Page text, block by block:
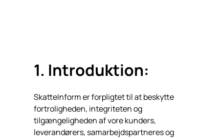
1. Introduktion:
SkatteInform er forpligtet til at beskytte
fortroligheden, integriteten og
tilgængeligheden af vore kunders,
leverandørers, samarbejdspartneres og